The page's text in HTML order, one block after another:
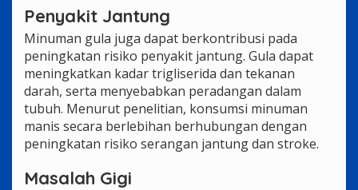
Penyakit Jantung
Minuman gula juga dapat berkontribusi pada
peningkatan risiko penyakit jantung. Gula dapat
meningkatkan kadar trigliserida dan tekanan
darah, serta menyebabkan peradangan dalam
tubuh. Menurut penelitian, konsumsi minuman
manis secara berlebihan berhubungan dengan
peningkatan risiko serangan jantung dan stroke.
Masalah Gigi